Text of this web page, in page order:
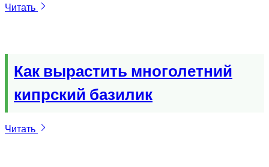
Читать
Как вырастить многолетний
кипрский базилик
Читать